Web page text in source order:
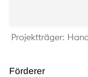
Projektträger:
Förderer